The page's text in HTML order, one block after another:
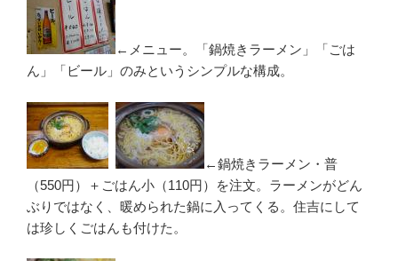
←メニュー。「鍋焼きラーメン」「ごは
ん」「ビール」のみというシンプルな構成。
←鍋焼きラーメン・普
（550円）＋ごはん小（110円）を注文。ラーメンがどん
ぶりではなく、暖められた鍋に入ってくる。住吉にして
は珍しくごはんも付けた。